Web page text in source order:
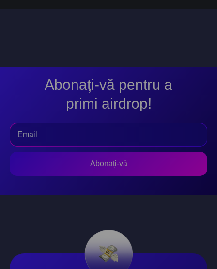
Abonați-vă pentru a
primi airdrop!
Abonați-vă